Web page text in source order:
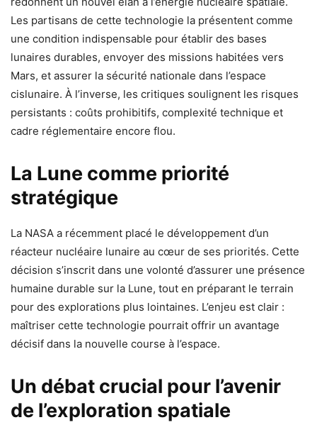
Les partisans de cette technologie la présentent comme
une condition indispensable pour établir des bases
lunaires durables, envoyer des missions habitées vers
Mars, et assurer la sécurité nationale dans l’espace
cislunaire. À l’inverse, les critiques soulignent les risques
persistants : coûts prohibitifs, complexité technique et
cadre réglementaire encore flou.
La Lune comme priorité
stratégique
La NASA a récemment placé le développement d’un
réacteur nucléaire lunaire au cœur de ses priorités. Cette
décision s’inscrit dans une volonté d’assurer une présence
humaine durable sur la Lune, tout en préparant le terrain
pour des explorations plus lointaines. L’enjeu est clair :
maîtriser cette technologie pourrait offrir un avantage
décisif dans la nouvelle course à l’espace.
Un débat crucial pour l’avenir
de l’exploration spatiale